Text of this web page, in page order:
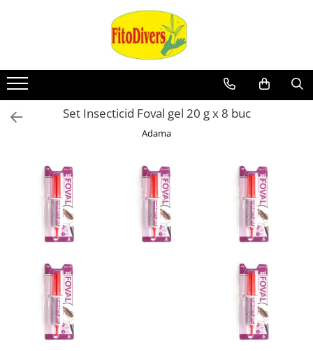
Set Insecticid Foval gel 20 g x 8 buc
Adama